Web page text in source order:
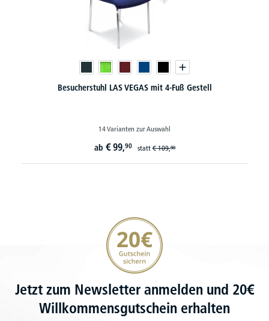
Besucherstuhl LAS VEGAS mit 4-Fuß Gestell
14 Varianten zur Auswahl
ab € 99,90 statt€ 109,90
20€ Gutschein sichern
Jetzt zum Newsletter anmelden und 20€
Willkommensgutschein erhalten